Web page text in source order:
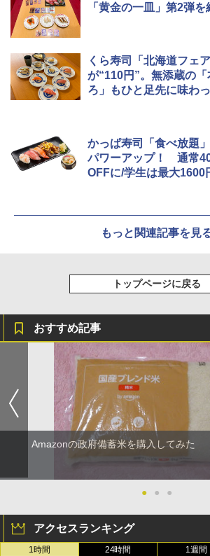
「黄金の一皿」第2弾を
くら寿司「北海道フェ
が“110円”。無添蔵の「
ろ」もひと足先に味わ
かっぱ寿司「食べ放題
パワーアップ！ 通常
OFFに/学生は最大1600
もっと関連記事を見
トップページに戻る
おすすめ記事
Amazonの政府備蓄米を購入してみた
● ● ●
アクセスランキング
1時間 24時間 1週間